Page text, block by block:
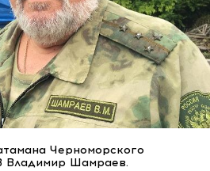
Черноморского
Владимир Шамраев.